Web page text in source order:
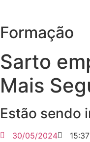
Formação
Sarto
Mais
Estão sendo
30/05/2024
15:37